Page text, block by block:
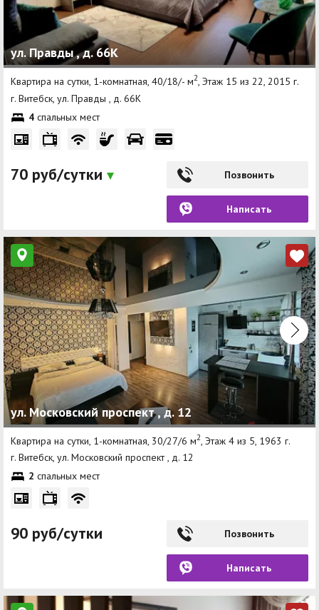
ул. Правды , д. 66К
Квартира на сутки, 1-комнатная, 40/18/- м2, Этаж 15 из 22, 2015 г.
г. Витебск, ул. Правды , д. 66К
4 спальных мест
70 руб/сутки Позвонить
Написать
ул. Московский проспект , д. 12
Квартира на сутки, 1-комнатная, 30/27/6 м2 , Этаж 4 из 5, 1963 г.
г. Витебск, ул. Московский проспект , д. 12
2 спальных мест
90 руб/сутки Позвонить
Написать